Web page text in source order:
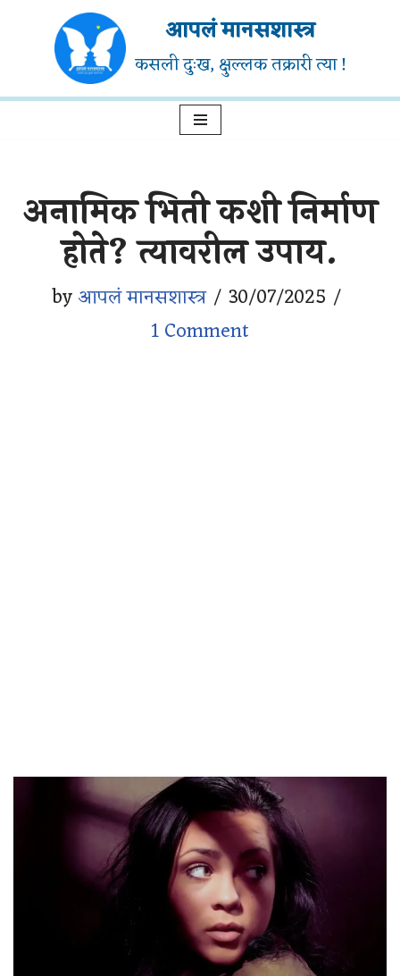
to
आपलं मानसशास्त्र
कसली दुःख, क्षुल्लक तक्रारी त्या !
अनामिक भिती कशी निर्माण
होते? त्यावरील उपाय.
byआपलं मानसशास्त्र
30/07/2025
1 Comment